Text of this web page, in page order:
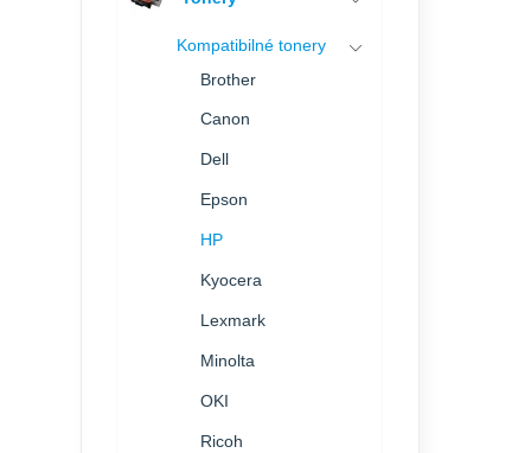
Kompatibilné tonery
Brother
Canon
Dell
Epson
HP
Kyocera
Lexmark
Minolta
OKI
Ricoh